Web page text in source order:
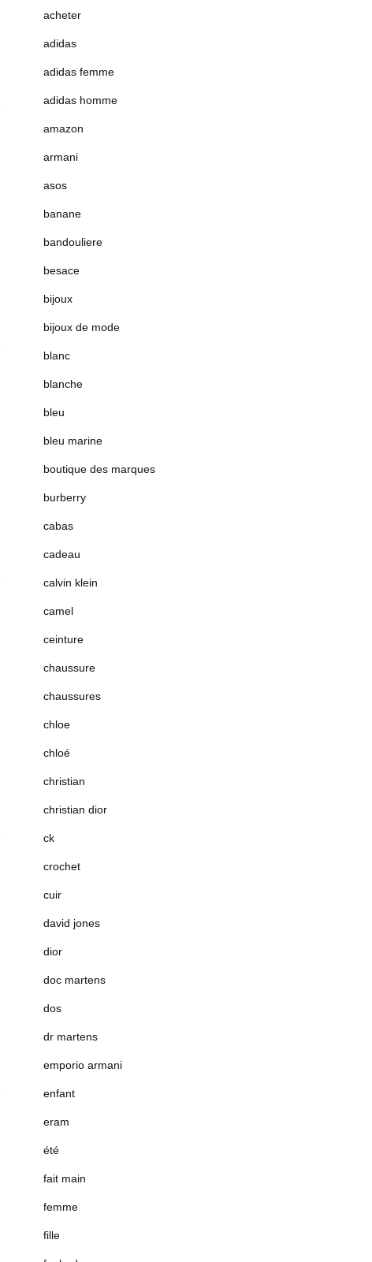
acheter
adidas
adidas femme
adidas homme
amazon
armani
asos
banane
bandouliere
besace
bijoux
bijoux de mode
blanc
blanche
bleu
bleu marine
boutique des marques
burberry
cabas
cadeau
calvin klein
camel
ceinture
chaussure
chaussures
chloe
chloé
christian
christian dior
ck
crochet
cuir
david jones
dior
doc martens
dos
dr martens
emporio armani
enfant
eram
été
fait main
femme
fille